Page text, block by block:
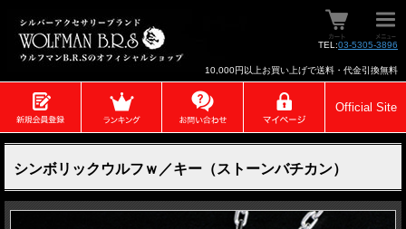
TEL:03-5305-3896
10,000円以上お買い上げで送料・代金引換無料
Official Site
シンボリックウルフｗ／キー（ストーンバチカン）